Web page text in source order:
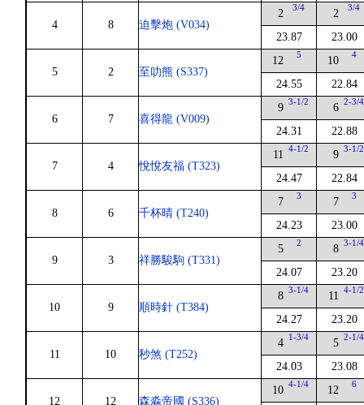
4 8 迫擊炮 (V034)
2 3/4
23.87
2 3/4
23.00
5 2 至叻熊 (S337)
12 5
24.55
10 4
22.84
6 7 喜得龍 (V009)
9 3-1/2
24.31
6 2-3/4
22.88
7 4 悅悅友福 (T323)
11 4-1/2
24.47
9 3-1/2
22.84
8 6 千杯晴 (T240)
7 3
24.23
7 3
23.00
9 3 祥勝駿駒 (T331)
5 2
24.07
8 3-1/4
23.20
10 9 順時針 (T384)
8 3-1/4
24.27
11 4-1/2
23.20
11 10 秒煞 (T252)
4 1-3/4
24.03
5 2-1/4
23.08
12 12 森淼帝國 (S336)
10 4-1/4 12 6